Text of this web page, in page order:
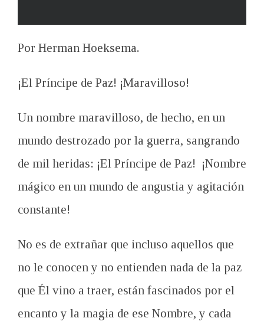
Por Herman Hoeksema.
¡El Príncipe de Paz! ¡Maravilloso!
Un nombre maravilloso, de hecho, en un
mundo destrozado por la guerra, sangrando
de mil heridas: ¡El Príncipe de Paz! ¡Nombre
mágico en un mundo de angustia y agitación
constante!
No es de extrañar que incluso aquellos que
no le conocen y no entienden nada de la paz
que Él vino a traer, están fascinados por el
encanto y la magia de ese Nombre, y cada